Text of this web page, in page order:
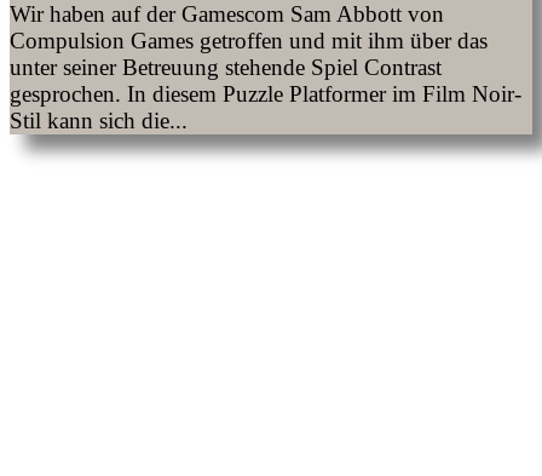
Wir haben auf der Gamescom Sam Abbott von
Compulsion Games getroffen und mit ihm über das
unter seiner Betreuung stehende Spiel Contrast
gesprochen. In diesem Puzzle Platformer im Film Noir-
Stil kann sich die...